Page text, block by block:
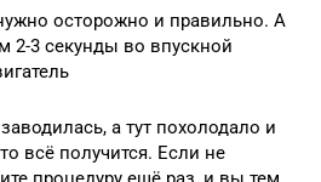
осторожно и правильно. А
2-3 секунды во впускной
а тут похолодало и
всё получится. Если не